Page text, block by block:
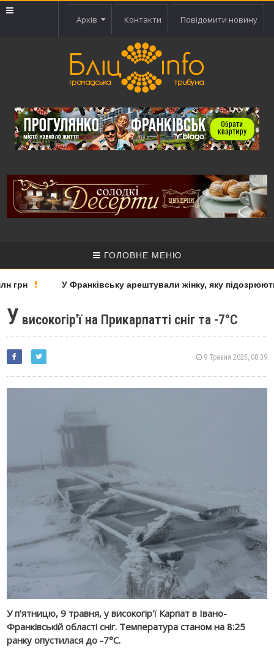
Архів Контакти Повідомити новину
ГОЛОВНЕ МЕНЮ
грн У Франківську арештували жінку, яку
У високогір'ї на Прикарпатті сніг та -7°С
9 Травня 2025, 08:39
У п'ятницю, 9 травня, у високогір'ї Карпат в Івано-
Франківській області сніг. Температура станом на 8:25
ранку опустилася до -7°С.